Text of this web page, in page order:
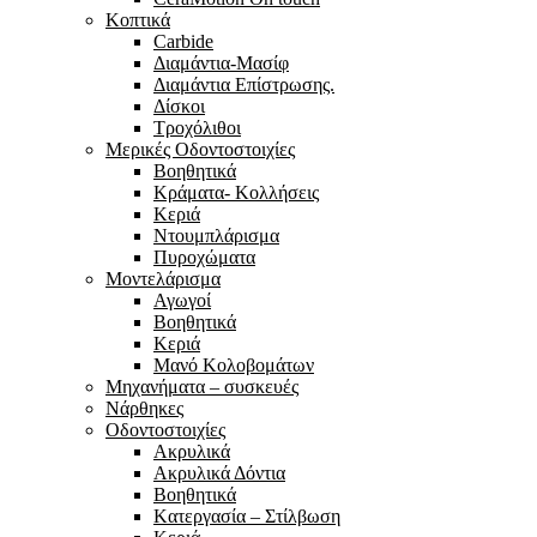
Κοπτικά
Carbide
Διαμάντια-Μασίφ
Διαμάντια Επίστρωσης.
Δίσκοι
Τροχόλιθοι
Μερικές Οδοντοστοιχίες
Bοηθητικά
Κράματα- Κολλήσεις
Κεριά
Ντουμπλάρισμα
Πυροχώματα
Μοντελάρισμα
Αγωγοί
Βoηθητικά
Κεριά
Μανό Κολοβομάτων
Μηχανήματα – συσκευές
Νάρθηκες
Οδοντοστοιχίες
Aκρυλικά
Ακρυλικά Δόντια
Βoηθητικά
Kατεργασία – Στίλβωση